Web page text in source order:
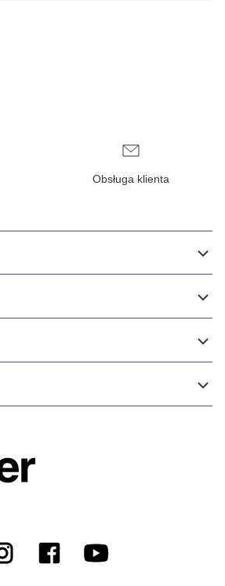
Obsługa klienta